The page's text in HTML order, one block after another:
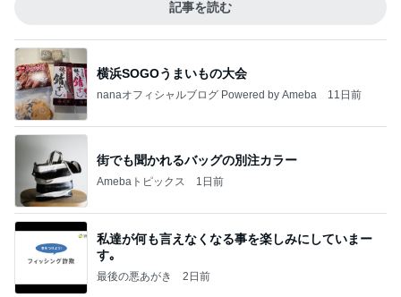
記事を読む
横浜SOGOうまいもの大会
nanaオフィシャルブログ Powered by Ameba 11日前
街でも聞かれるバッグの別注カラー
Amebaトピックス 1日前
私達が何も言えなくなる事を楽しみにしていまー
す｡
最後の悪あがき 2日前